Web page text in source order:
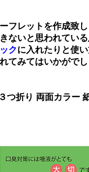
フレットを作成致
ないと思われてい
クに入れたりと使
てみてはいかがで
つ折り 両面カラー